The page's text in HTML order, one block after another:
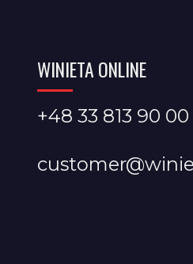
WINIETA ONLINE
+48 33 813 90 00